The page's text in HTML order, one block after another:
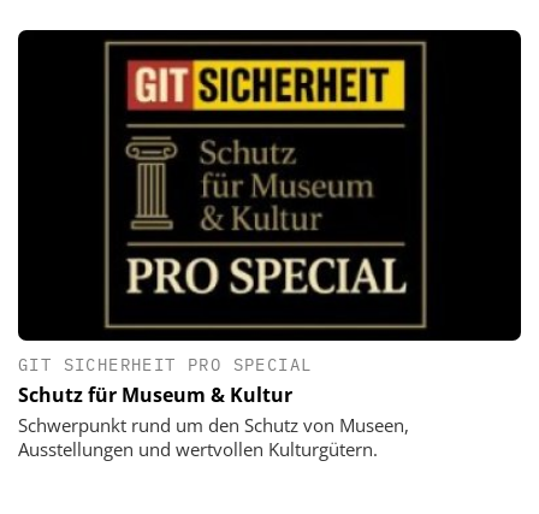
GIT SICHERHEIT PRO SPECIAL
Schutz für Museum & Kultur
Schwerpunkt rund um den Schutz von Museen,
Ausstellungen und wertvollen Kulturgütern.